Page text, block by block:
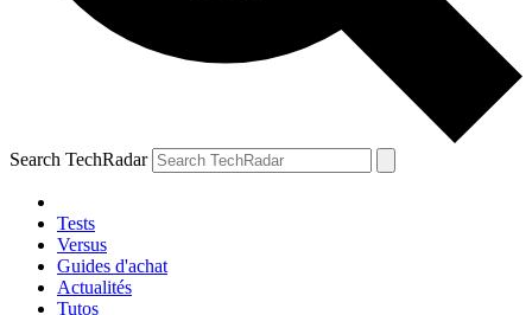
Search TechRadar
Tests
Versus
Guides d'achat
Actualités
Tutos